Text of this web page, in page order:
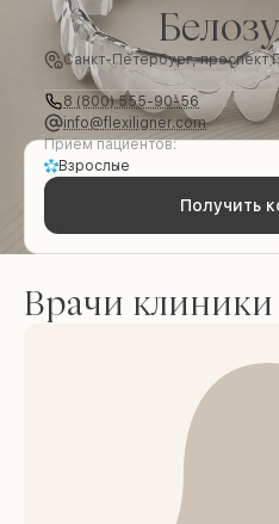
Санкт-Петербург, проспект
8 (800) 555-90-56
info@flexiligner.com
Приём пациентов:
Взрослые
Получить
Врачи клиники